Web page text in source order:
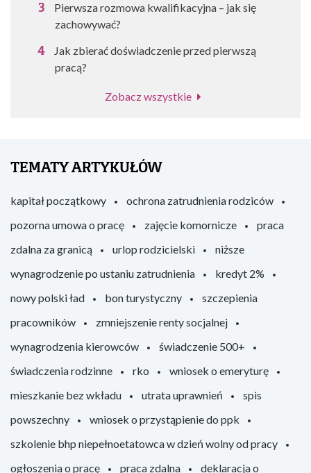
Pierwsza rozmowa kwalifikacyjna – jak się
zachowywać?
Jak zbierać doświadczenie przed pierwszą
pracą?
Zobacz wszystkie
TEMATY ARTYKUŁÓW
kapitał początkowy
ochrona zatrudnienia rodziców
pozorna umowa o pracę
zajęcie komornicze
praca
zdalna za granicą
urlop rodzicielski
niższe
wynagrodzenie po ustaniu zatrudnienia
kredyt 2%
nowy polski ład
bon turystyczny
szczepienia
pracowników
zmniejszenie renty socjalnej
wynagrodzenia kierowców
świadczenie 500+
świadczenia rodzinne
rko
wniosek o emeryturę
mieszkanie bez wkładu
utrata uprawnień
spis
powszechny
wniosek o przystąpienie do ppk
szkolenie bhp niepełnoetatowca w dzień wolny od pracy
ogłoszenia o pracę
praca zdalna deklaracja o